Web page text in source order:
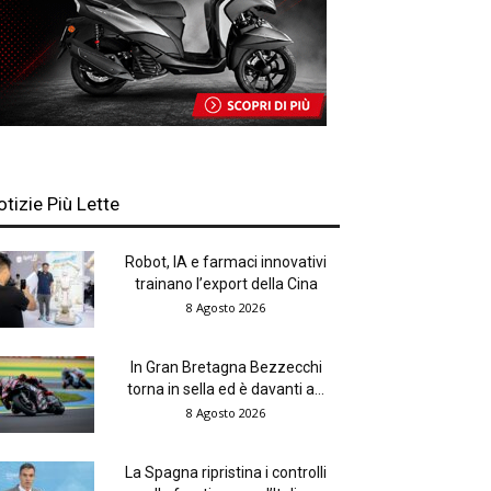
Più Lette
Robot, IA e farmaci innovativi
trainano l’export della Cina
8 Agosto 2026
In Gran Bretagna Bezzecchi
torna in sella ed è davanti a...
8 Agosto 2026
La Spagna ripristina i controlli